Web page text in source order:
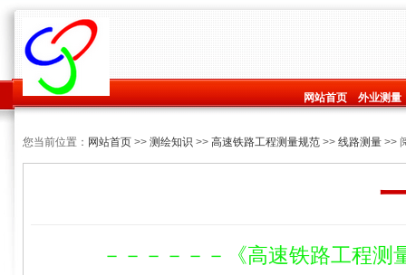
网站首页 外业测量
您当前位置： 网站首页 >> 测绘知识 >> 高速铁路工程测量规范 >> 线路测量 >>
－－－－－－《高速铁路工程测